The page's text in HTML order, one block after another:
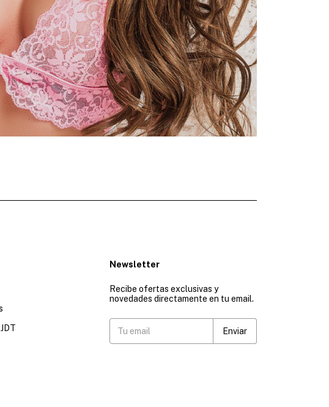
Newsletter
Recibe ofertas exclusivas y
novedades directamente en tu email.